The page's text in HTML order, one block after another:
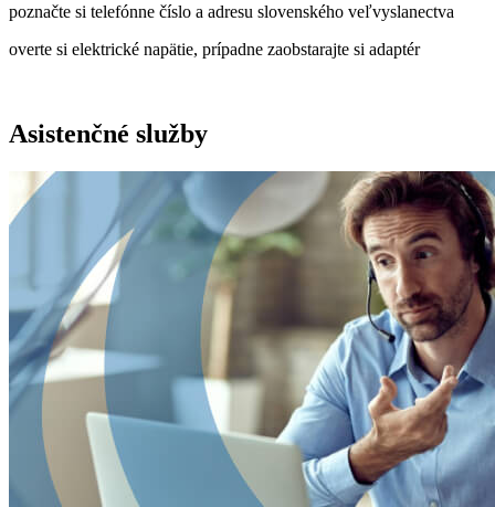
poznačte si telefónne číslo a adresu slovenského veľvyslanectva
overte si elektrické napätie, prípadne zaobstarajte si adaptér
Asistenčné služby